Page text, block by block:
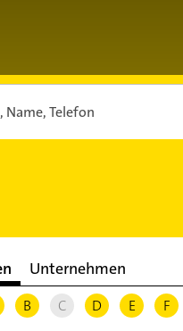
Telefon
Unternehmen
B C D E F